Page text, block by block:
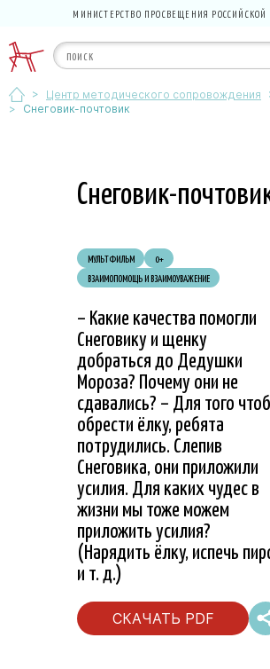
МИНИСТЕРСТВО ПРОСВЕЩЕНИЯ
> Центр методического сопровождения
>
Снеговик-почтовик
Снеговик-
МУЛЬТФИЛЬМ
0+
ВЗАИМОПОМОЩЬ И ВЗАИМОУВАЖЕНИЕ
– Какие качества помогли
Снеговику и щенку
добраться до Дедушки
Мороза? Почему они не
сдавались? – Для того
обрести ёлку, ребята
потрудились. Слепив
Снеговика, они приложили
усилия. Для каких чудес в
жизни мы тоже можем
приложить усилия?
(Нарядить ёлку, испечь
и т. д.)
СКАЧАТЬ PDF